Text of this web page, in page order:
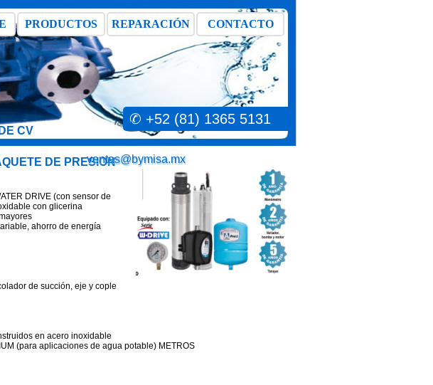
ventas@bymisa.mx
CV
✆ +52 (81) 1365 5131
CONTACTO
REPARACIÓN
PRODUCTOS
DE PRESION
DRIVE (con sensor de
con glicerina
ahorro de energía
de succión, eje y cople
en acero inoxidable
(para aplicaciones de agua potable) METROS